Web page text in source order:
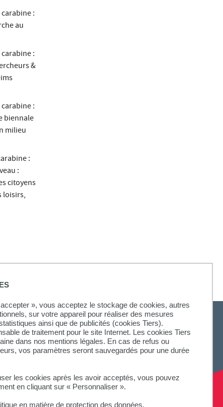
», vous acceptez le stockage de cookies, autres
sur votre appareil pour réaliser des mesures
ainsi que de publicités (cookies Tiers).
de traitement pour le site Internet. Les cookies Tiers
dans nos mentions légales. En cas de refus ou
vos paramètres seront sauvegardés pour une durée
les cookies après les avoir acceptés, vous pouvez
en cliquant sur « Personnaliser ».
en matière de protection des données.
:
au
:
&
:
biennale
milieu
:
:
citoyens
loisirs,